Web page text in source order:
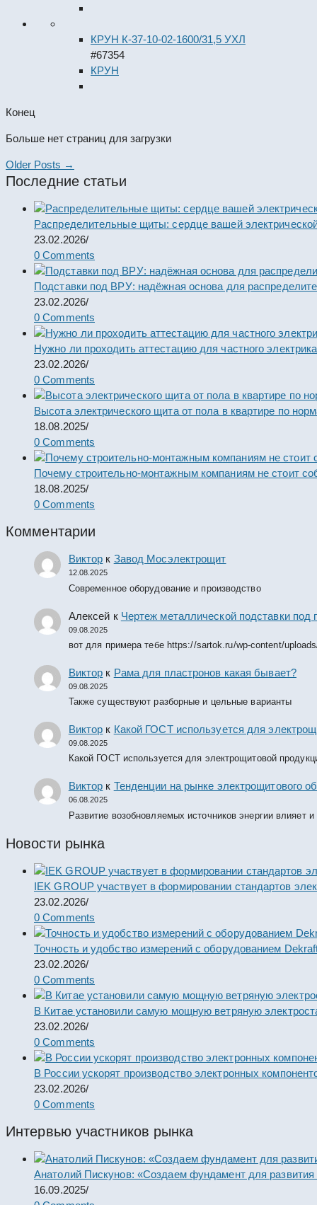
КРУН К-37-10-02-1600/31,5 УХЛ
#67354
КРУН
Конец
Больше нет страниц для загрузки
Older Posts →
Последние статьи
Распределительные щиты: сердце вашей
23.02.2026/
0 Comments
Подставки под ВРУ: надёжная основа для
23.02.2026/
0 Comments
Нужно ли проходить аттестацию для частного
23.02.2026/
0 Comments
Высота электрического щита от пола в квартире по
18.08.2025/
0 Comments
Почему строительно-монтажным компаниям не стоит
18.08.2025/
0 Comments
Комментарии
Виктор к Завод Мосэлектрощит
12.08.2025
Современное оборудование и производство
Алексей к Чертеж металлической подставки
09.08.2025
вот для примера тебе https://sartok.ru/wp-content/
Виктор к Рама для пластронов какая бывает?
09.08.2025
Также существуют разборные и цельные варианты
Виктор к Какой ГОСТ используется для
09.08.2025
Какой ГОСТ используется для электрощитовой
Виктор к Тенденции на рынке электрощитового
06.08.2025
Развитие возобновляемых источников энергии влияет
Новости рынка
IEK GROUP участвует в формировании стандартов
23.02.2026/
0 Comments
Точность и удобство измерений с оборудованием
23.02.2026/
0 Comments
В Китае установили самую мощную ветряную
23.02.2026/
0 Comments
В России ускорят производство электронных
23.02.2026/
0 Comments
Интервью участников рынка
Анатолий Пискунов: «Создаем фундамент для развития
16.09.2025/